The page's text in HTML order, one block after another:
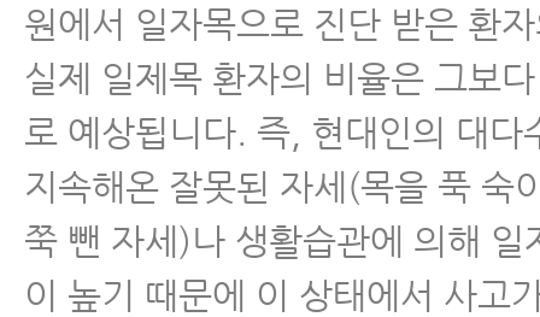
원에서 일자목으로 진단 받은 환
실제 일제목 환자의 비율은 그보
로 예상됩니다. 즉, 현대인의 대다
지속해온 잘못된 자세(목을 푹 숙
쭉 뺀 자세)나 생활습관에 의해 일
이 높기 때문에 이 상태에서 사고